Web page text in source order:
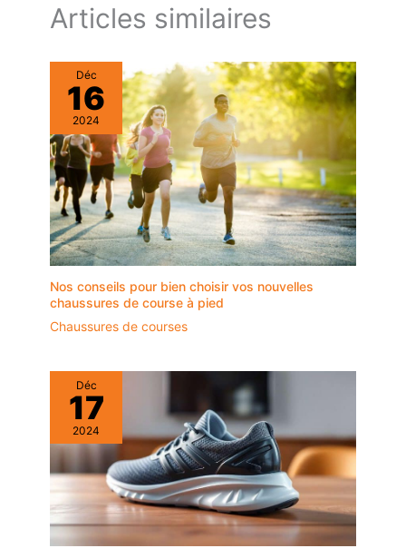
Articles similaires
Déc
16
2024
Nos conseils pour bien choisir vos nouvelles
chaussures de course à pied
Chaussures de courses
Déc
17
2024